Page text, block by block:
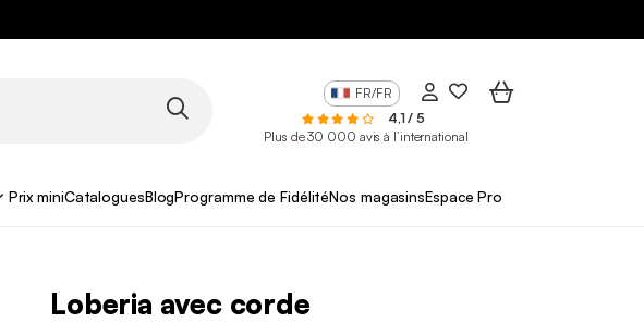
FR/FR
4,1 / 5
Plus de 30 000 avis à l’international
Prix miniCataloguesBlogProgramme de FidélitéNos magasinsEspace Pro
Loberia avec corde